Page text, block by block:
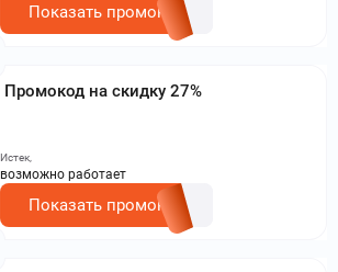
Показать промокод
Промокод на скидку 27%
Истек,
возможно работает
Показать промокод